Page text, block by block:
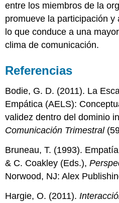
entre los miembros de la
promueve la participación y
lo que conduce a una
clima de comunicación.
Referencias
Bodie, G. D. (2011). La
Empática (AELS):
validez dentro del dominio
Comunicación Trimestral
Bruneau, T. (1993).
& C. Coakley (Eds.),
Norwood, NJ: Alex
Hargie, O. (2011).